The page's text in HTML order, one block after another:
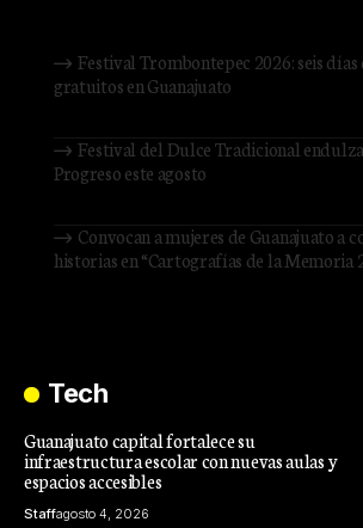
Festival Trombontepec 2026: seis
gratuitos en Guanajuato
Festival del Dulce Tradicional
Progreso este agosto
Convocan a mujeres de Guanajuato a
historias en “Cartografías de la Memoria
Tech
Guanajuato capital fortalece su
infraestructura escolar con nuevas aulas y
espacios accesibles
Staffagosto 4, 2026